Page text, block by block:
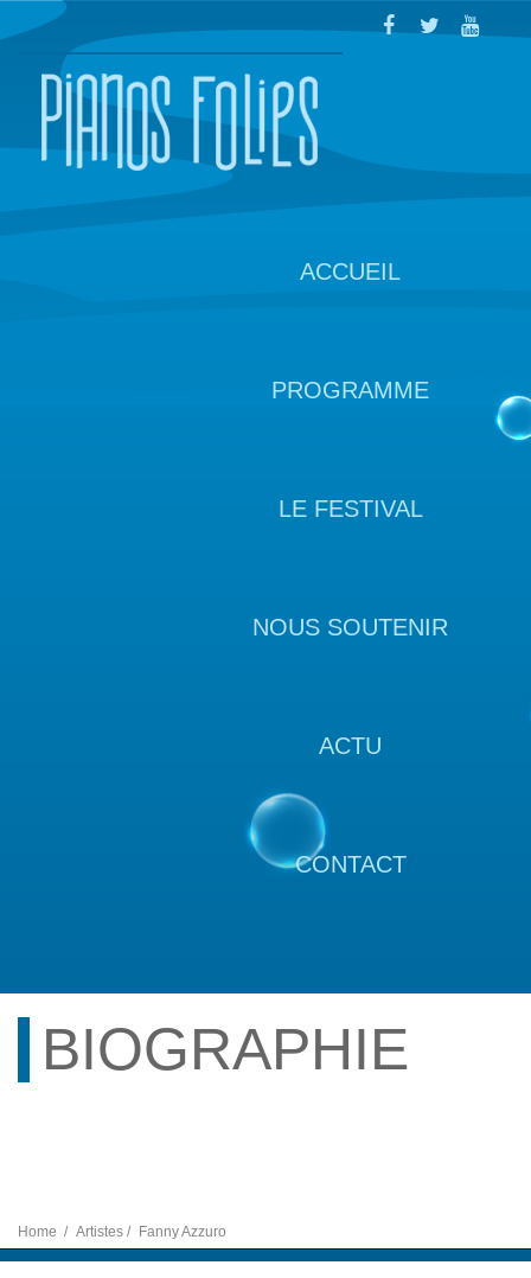
ACCUEIL
PROGRAMME
LE FESTIVAL
NOUS SOUTENIR
ACTU
CONTACT
BIOGRAPHIE
Home Artistes Fanny Azzuro